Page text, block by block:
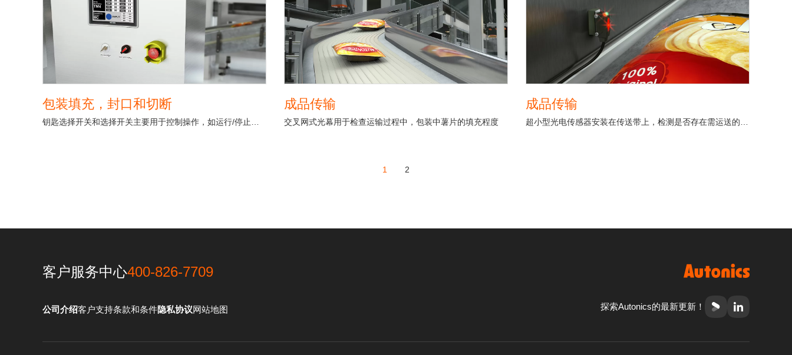
包装填充，封口和切断 成品传输
交叉网式光幕用于检查运输过程中，包装中薯片的填充程度
成品传输
1 2
客户服务中心400-826-7709
公司介绍客户支持条款和条件隐私协议网站地图 探索Autonics的最新更新！